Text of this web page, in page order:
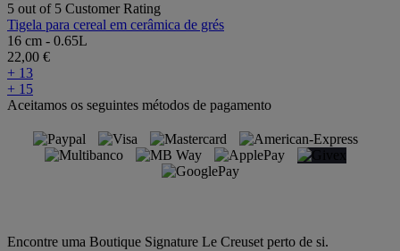
5 out of 5 Customer Rating
Tigela para cereal em cerâmica de grés
16 cm - 0.65L
22,00 €
+ 13
+ 15
Aceitamos os seguintes métodos de pagamento
Encontre uma Boutique Signature Le Creuset perto de si.